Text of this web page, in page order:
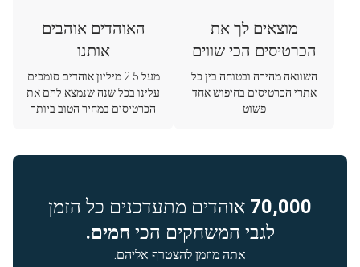
מוצאים לך את
הכרטיסים הכי שווים
השוואה מהירה ובטוחה בין כל
אתרי הכרטיסים בחיפוש אחד
פשוט
האוהדים אוהבים
אותנו
מעל 2.5 מיליון אוהדים סומכים
עלינו בכל שנה שנמצא להם את
הכרטיסים במחיר הטוב ביותר
70,000 אוהדים מתעדכנים כל הזמן
לגבי המשחקים הכי חמים.
אתה מוזמן להצטרף אליהם.